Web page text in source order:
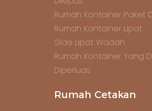
Rumah Kontainer Paket
Rumah Kontainer Lipat
Slide Lipat Wadah
Rumah Kontainer Yang
Diperluas
Rumah Cetakan